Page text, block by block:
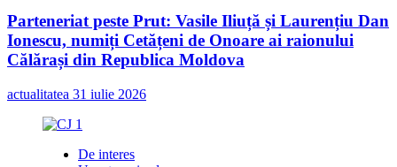
Parteneriat peste Prut: Vasile Iliuță și Laurențiu Dan
Ionescu, numiți Cetățeni de Onoare ai raionului
Călărași din Republica Moldova
actualitatea 31 iulie 2026
De interes